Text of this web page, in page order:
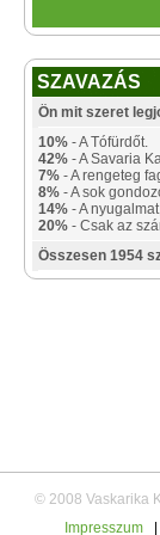
SZAVAZÁS
Ön mit szeret
10% - A Tófürdőt.
42% - A Savaria
7% - A rengeteg
8% - A sok
14% - A
20% - Csak az
Összesen 1954
© 2008 Vaskarika
Impresszum